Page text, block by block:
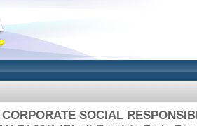
SOCIAL